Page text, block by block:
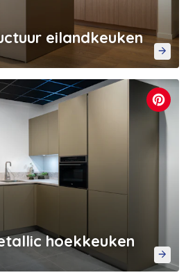
eilandkeuken
hoekkeuken